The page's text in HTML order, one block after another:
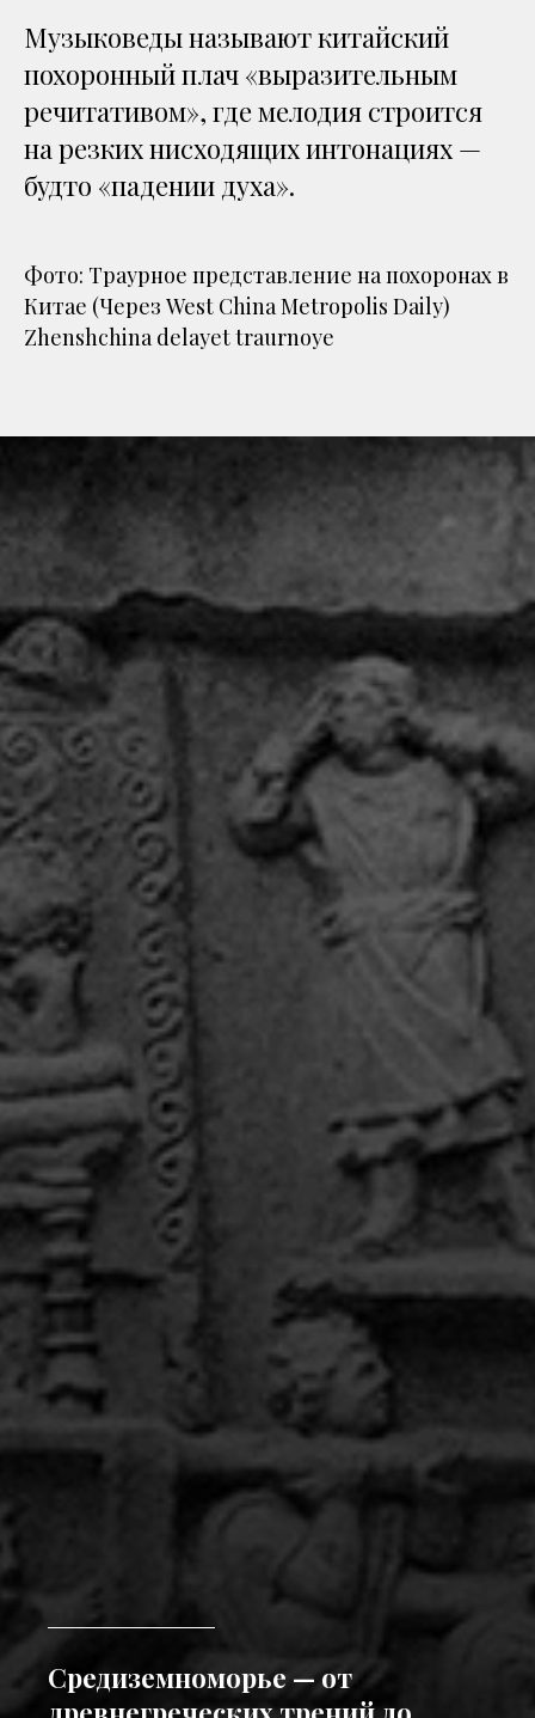
Музыковеды называют китайский
похоронный плач «выразительным
речитативом», где мелодия строится
на резких нисходящих интонациях —
будто «падении духа».
Фото: Траурное представление на похоронах в
Китае (Через West China Metropolis Daily)
Zhenshchina delayet traurnoye
Средиземноморье — от